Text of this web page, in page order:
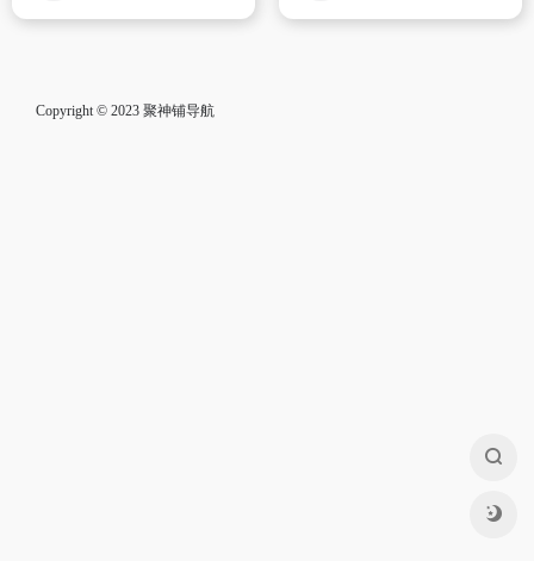
Copyright © 2023 聚神铺导航